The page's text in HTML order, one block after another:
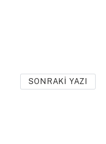
SONRAKI YAZI